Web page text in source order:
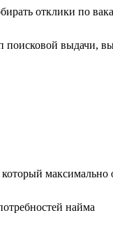
отклики по
выдачи,
максимально
найма